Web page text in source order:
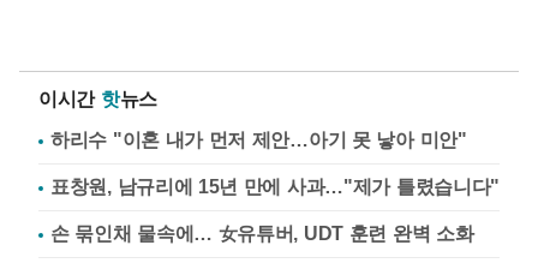
이시간 핫뉴스
하리수 "이혼 내가 먼저 제안…아기 못 낳아 미안"
표창원, 남규리에 15년 만에 사과…"제가 틀렸습니다"
손 묶인채 물속에… 女유튜버, UDT 훈련 완벽 소화